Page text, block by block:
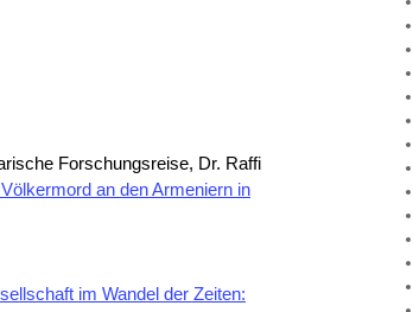
Forschungsreise, Dr. Raffi
an den Armeniern in
im Wandel der Zeiten: